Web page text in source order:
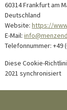
60314 Frankfurt am
Deutschland
Website: https://
E-Mail:
Telefonnummer: +49
Diese Cookie-
2021 synchronisiert